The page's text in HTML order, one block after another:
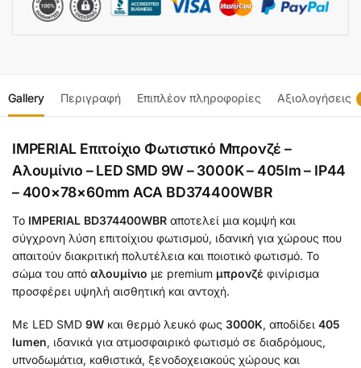
Gallery Περιγραφή Επιπλέον πληροφορίες Αξιολογήσεις
IMPERIAL Επιτοίχιο Φωτιστικό Μπρονζέ –
Αλουμίνιο – LED SMD 9W – 3000K – 405lm – IP44
– 400×78×60mm ACA BD374400WBR
Το IMPERIAL BD374400WBR αποτελεί μια κομψή και
σύγχρονη λύση επιτοίχιου φωτισμού, ιδανική για χώρους που
απαιτούν διακριτική πολυτέλεια και ποιοτικό φωτισμό. Το
σώμα του από αλουμίνιο με premium μπρονζέ φινίρισμα
προσφέρει υψηλή αισθητική και αντοχή.
Με LED SMD 9W και θερμό λευκό φως 3000K, αποδίδει 405
lumen, ιδανικά για ατμοσφαιρικό φωτισμό σε διαδρόμους,
υπνοδωμάτια, καθιστικά, ξενοδοχειακούς χώρους και